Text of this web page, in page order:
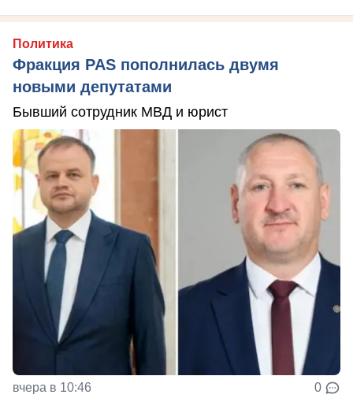
Политика
Фракция PAS пополнилась двумя
новыми депутатами
Бывший сотрудник МВД и юрист
вчера в 10:46 0